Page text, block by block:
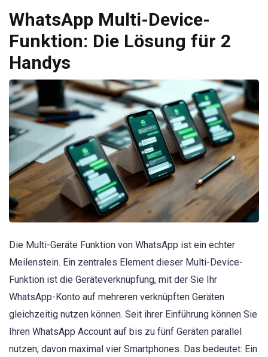
WhatsApp Multi-Device-
Funktion: Die Lösung für 2
Handys
Die Multi-Geräte Funktion von WhatsApp ist ein echter
Meilenstein. Ein zentrales Element dieser Multi-Device-
Funktion ist die Geräteverknüpfung, mit der Sie Ihr
WhatsApp-Konto auf mehreren verknüpften Geräten
gleichzeitig nutzen können. Seit ihrer Einführung können Sie
Ihren WhatsApp Account auf bis zu fünf Geräten parallel
nutzen, davon maximal vier Smartphones. Das bedeutet: Ein